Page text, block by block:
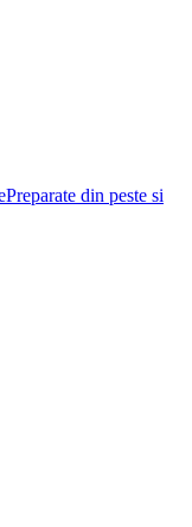
Preparate din peste si